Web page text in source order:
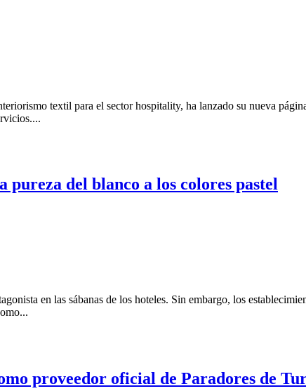
textil para el sector hospitality, ha lanzado su nueva
pureza del blanco a los colores pastel
en las sábanas de los hoteles. Sin embargo, los
proveedor oficial de Paradores de